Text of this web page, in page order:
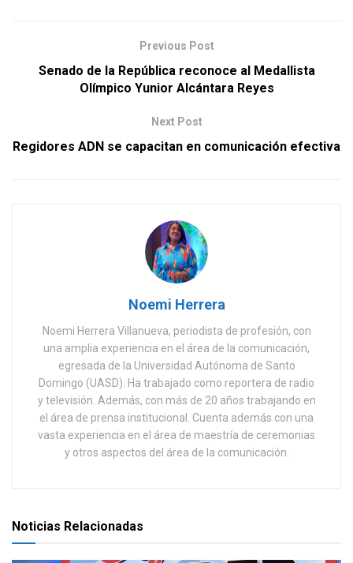
Previous Post
Senado de la República reconoce al Medallista
Olímpico Yunior Alcántara Reyes
Next Post
Regidores ADN se capacitan en comunicación efectiva
Noemi Herrera
Noemi Herrera Villanueva, periodista de profesión, con
una amplia experiencia en el área de la comunicación,
egresada de la Universidad Autónoma de Santo
Domingo (UASD). Ha trabajado como reportera de radio
y televisión. Además, con más de 20 años trabajando en
el área de prensa institucional. Cuenta además con una
vasta experiencia en el área de maestría de ceremonias
y otros aspectos del área de la comunicación.
Noticias Relacionadas